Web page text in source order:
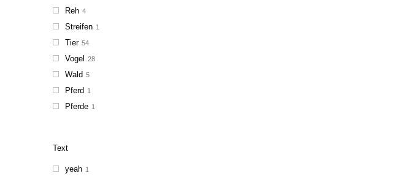
Reh 4
Streifen 1
Tier 54
Vogel 28
Wald 5
Pferd 1
Pferde 1
Text
yeah 1